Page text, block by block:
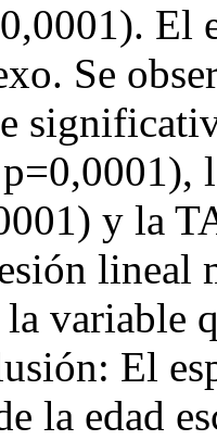
El
Se
y la
variable
El
la edad